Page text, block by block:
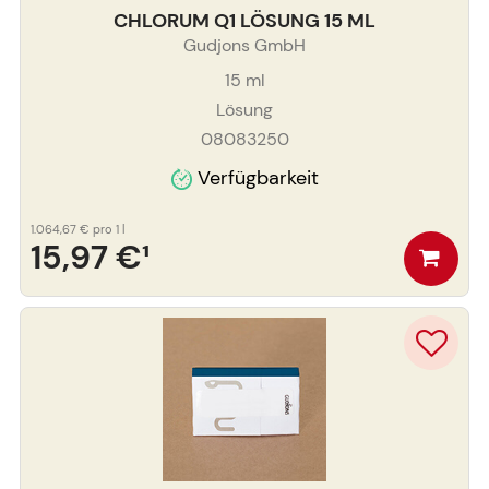
CHLORUM Q1 LÖSUNG 15 ML
Gudjons GmbH
15 ml
Lösung
08083250
Verfügbarkeit
15,97 €¹
1.064,67 € pro 1 l